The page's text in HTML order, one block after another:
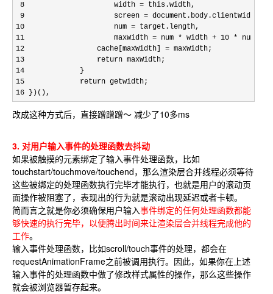
8                     width = this .width,
9                     screen = document.body.clientWidth,
10                     num = target.length,
11                     maxWidth = num * width + 10 * num +
12                 cache[maxWidth] = maxWidth;
13                 return maxWidth;
14
            }
15             return getwidth;
16 })(),
改成这种方式后，直接蹭蹭蹭～ 减少了10多ms
3. 对用户输入事件的处理函数去抖动
如果被触摸的元素绑定了输入事件处理函数，比如
touchstart/touchmove/touchend，那么渲染层合并线程必须等待
这些被绑定的处理函数执行完毕才能执行，也就是用户的滚动页
面操作被阻塞了，表现出的行为就是滚动出现延迟或者卡顿。
简而言之就是你必须确保用户输入事件绑定的任何处理函数都能
够快速的执行完毕，以便腾出时间来让渲染层合并线程完成他的
工作。
输入事件处理函数，比如scroll/touch事件的处理，都会在
requestAnimationFrame之前被调用执行。因此，如果你在上述
输入事件的处理函数中做了修改样式属性的操作，那么这些操作
就会被浏览器暂存起来。